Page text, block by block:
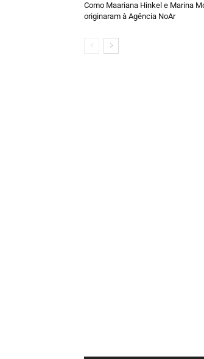
Como Maariana Hinkel e Marina
originaram à Agência NoAr